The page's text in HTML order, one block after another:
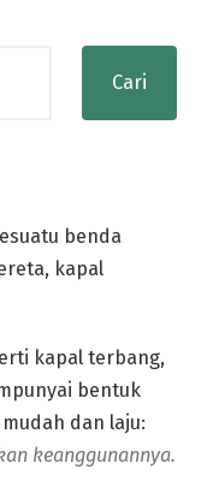
benda
kapal
kapal terbang,
bentuk
dan laju:
keanggunannya.